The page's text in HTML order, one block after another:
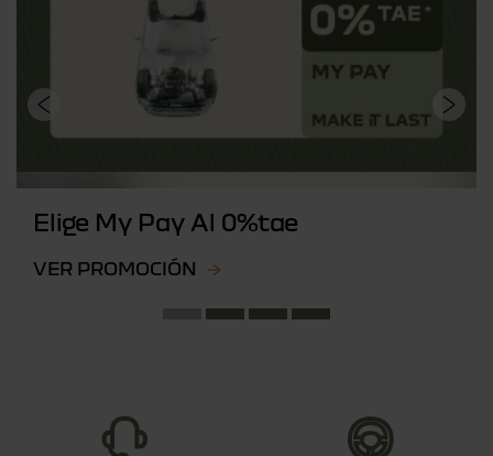
Elige My Pay Al 0%tae
VER PROMOCIÓN